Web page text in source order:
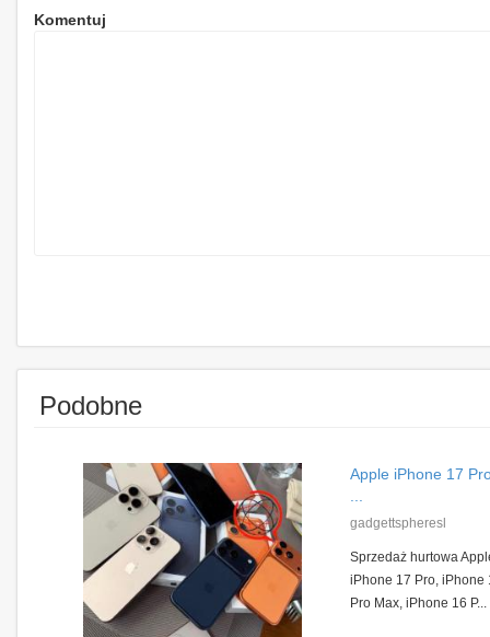
Komentuj
Podobne
Apple iPhone 17
gadgettspheresl
Sprzedaż hurtowa
iPhone 17 Pro, iPhone
Pro Max, iPhone 16 P...